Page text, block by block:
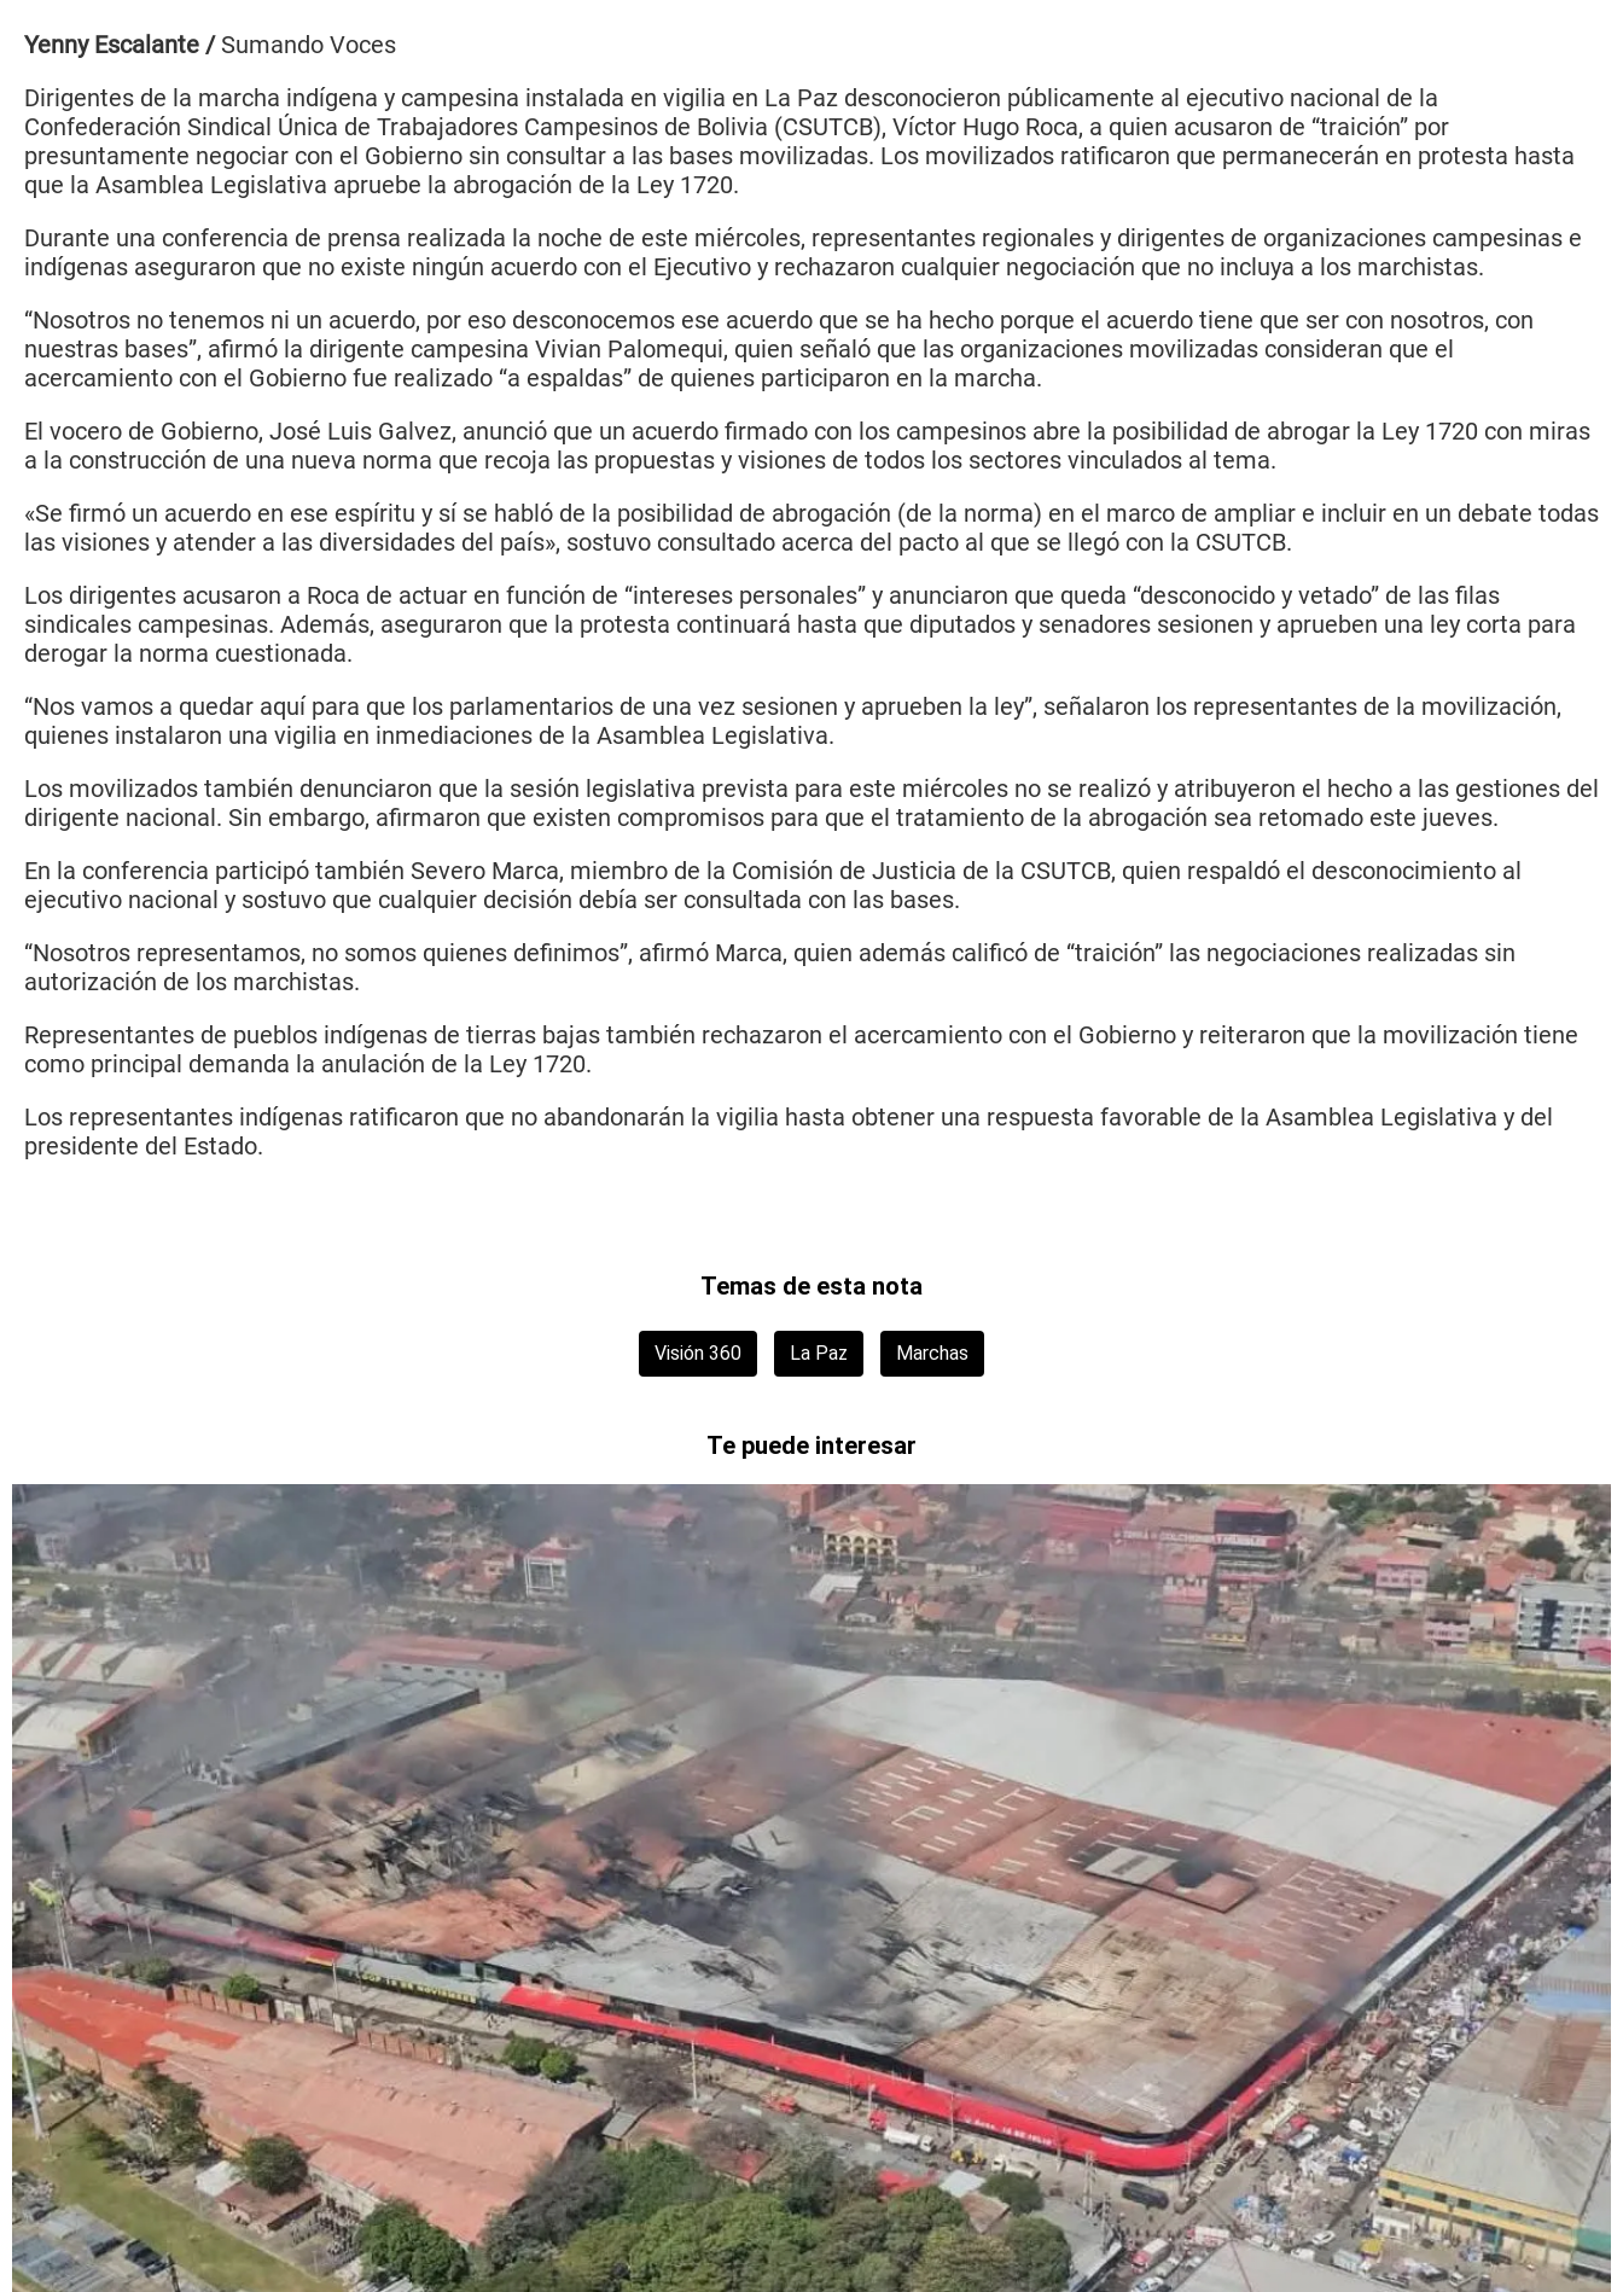
Yenny Escalante / Sumando Voces
Dirigentes de la marcha indígena y campesina instalada en vigilia en La Paz desconocieron públicamente al ejecutivo nacional de la
Confederación Sindical Única de Trabajadores Campesinos de Bolivia (CSUTCB), Víctor Hugo Roca, a quien acusaron de “traición” por
presuntamente negociar con el Gobierno sin consultar a las bases movilizadas. Los movilizados ratificaron que permanecerán en protesta hasta
que la Asamblea Legislativa apruebe la abrogación de la Ley 1720.
Durante una conferencia de prensa realizada la noche de este miércoles, representantes regionales y dirigentes de organizaciones campesinas e
indígenas aseguraron que no existe ningún acuerdo con el Ejecutivo y rechazaron cualquier negociación que no incluya a los marchistas.
“Nosotros no tenemos ni un acuerdo, por eso desconocemos ese acuerdo que se ha hecho porque el acuerdo tiene que ser con nosotros, con
nuestras bases”, afirmó la dirigente campesina Vivian Palomequi, quien señaló que las organizaciones movilizadas consideran que el
acercamiento con el Gobierno fue realizado “a espaldas” de quienes participaron en la marcha.
El vocero de Gobierno, José Luis Galvez, anunció que un acuerdo firmado con los campesinos abre la posibilidad de abrogar la Ley 1720 con miras
a la construcción de una nueva norma que recoja las propuestas y visiones de todos los sectores vinculados al tema.
«Se firmó un acuerdo en ese espíritu y sí se habló de la posibilidad de abrogación (de la norma) en el marco de ampliar e incluir en un debate todas
las visiones y atender a las diversidades del país», sostuvo consultado acerca del pacto al que se llegó con la CSUTCB.
Los dirigentes acusaron a Roca de actuar en función de “intereses personales” y anunciaron que queda “desconocido y vetado” de las filas
sindicales campesinas. Además, aseguraron que la protesta continuará hasta que diputados y senadores sesionen y aprueben una ley corta para
derogar la norma cuestionada.
“Nos vamos a quedar aquí para que los parlamentarios de una vez sesionen y aprueben la ley”, señalaron los representantes de la movilización,
quienes instalaron una vigilia en inmediaciones de la Asamblea Legislativa.
Los movilizados también denunciaron que la sesión legislativa prevista para este miércoles no se realizó y atribuyeron el hecho a las gestiones del
dirigente nacional. Sin embargo, afirmaron que existen compromisos para que el tratamiento de la abrogación sea retomado este jueves.
En la conferencia participó también Severo Marca, miembro de la Comisión de Justicia de la CSUTCB, quien respaldó el desconocimiento al
ejecutivo nacional y sostuvo que cualquier decisión debía ser consultada con las bases.
“Nosotros representamos, no somos quienes definimos”, afirmó Marca, quien además calificó de “traición” las negociaciones realizadas sin
autorización de los marchistas.
Representantes de pueblos indígenas de tierras bajas también rechazaron el acercamiento con el Gobierno y reiteraron que la movilización tiene
como principal demanda la anulación de la Ley 1720.
Los representantes indígenas ratificaron que no abandonarán la vigilia hasta obtener una respuesta favorable de la Asamblea Legislativa y del
presidente del Estado.
Temas de esta nota
Visión 360 La Paz Marchas
Te puede interesar